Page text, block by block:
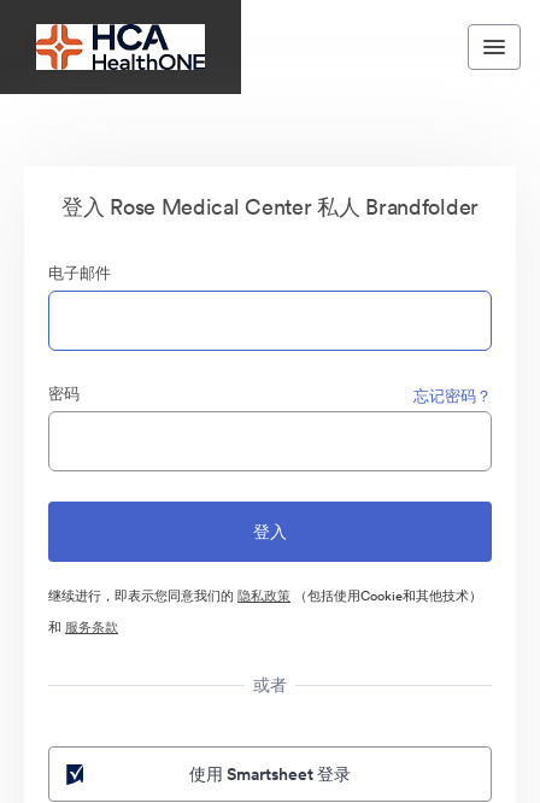
登入 Rose Medical Center 私人 Brandfolder
电子邮件
密码 忘记密码？
继续进行，即表示您同意我们的 隐私政策 （包括使用Cookie和其他技术）
和 服务条款
或者
使用 Smartsheet 登录